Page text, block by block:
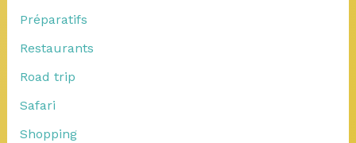
Préparatifs
Restaurants
Road trip
Safari
Shopping